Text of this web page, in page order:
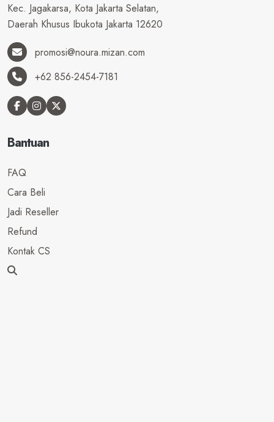
Kec. Jagakarsa, Kota Jakarta Selatan,
Daerah Khusus Ibukota Jakarta 12620
promosi@noura.mizan.com
+62 856-2454-7181
Bantuan
FAQ
Cara Beli
Jadi Reseller
Refund
Kontak CS